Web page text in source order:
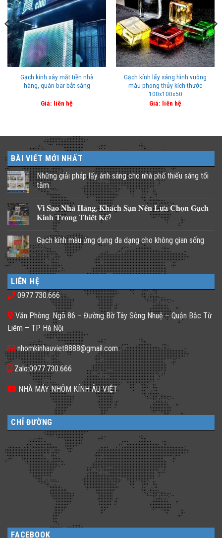
Gạch kính xây mặt tiền nhà
hàng, quán bar bắt sáng
Giá: liên hệ
Gạch kính lấy sáng hình vuông
màu phong thủy kích thước
100x100x50
Giá: liên hệ
BÀI VIẾT MỚI NHẤT
Những giải pháp lấy ánh sáng cho nhà phố thiếu sáng tối
tăm
Không
bình
luận
ở
pháp
lấy
ánh
sáng
cho
nhà
phố
thiếu
sáng
tối
𝐕𝐢̀ 𝐒𝐚𝐨 𝐍𝐡𝐚̀ 𝐇𝐚̀𝐧𝐠, 𝐊𝐡𝐚́𝐜𝐡 𝐒𝐚̣𝐧 𝐍𝐞̂𝐧 𝐋𝐮̛̣𝐚 𝐂𝐡𝐨̣𝐧 𝐆𝐚̣𝐜𝐡
𝐊𝐢́𝐧𝐡 𝐓𝐫𝐨𝐧𝐠 𝐓𝐡𝐢𝐞̂́𝐭 𝐊𝐞̂́?
bình
luận
ở
𝐕𝐢̀
𝐒𝐚𝐨
𝐍𝐡𝐚̀
𝐇𝐚̀𝐧𝐠,
𝐊𝐡𝐚́𝐜𝐡
𝐒𝐚̣𝐧
𝐍𝐞̂𝐧
𝐂𝐡𝐨̣𝐧
𝐆𝐚̣𝐜𝐡
𝐊𝐢́𝐧𝐡
𝐓𝐫𝐨𝐧𝐠
𝐓𝐡𝐢𝐞̂́𝐭
𝐊𝐞̂́?
Gạch kính màu ứng dụng đa dạng cho không gian sống
Không
có
bình
luận
ở
Gạch
kính
màu
đa
dạng
cho
không
gian
sống
LIÊN HỆ
0977.730.666
Văn Phòng: Ngõ 86 – Đường Bờ Tây Sông Nhuệ – Quận Bắc Từ
Liêm – TP Hà Nội
nhomkinhauviet8888@gmail.com
Zalo:0977.730.666
NHÀ MÁY NHÔM KÍNH ÂU VIỆT
CHỈ ĐƯỜNG
FACEBOOK